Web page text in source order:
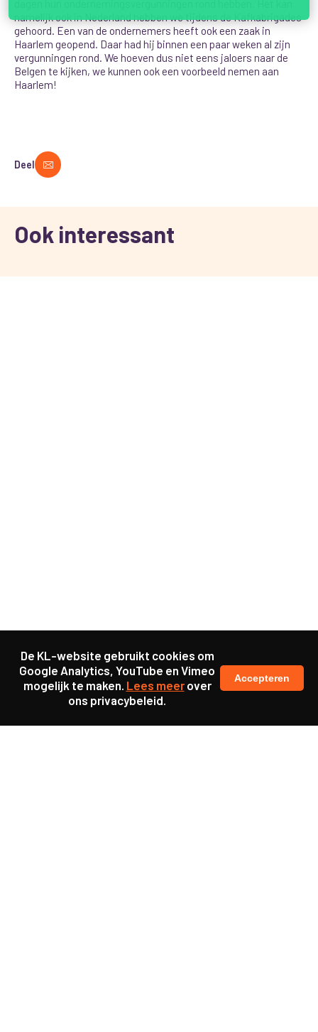
namelijk ook in Nederland hebben we tijdens de Kafkabrigades
gehoord. Een van de ondernemers heeft ook een zaak in
Haarlem geopend. Daar had hij binnen een paar weken al zijn
vergunningen rond. We hoeven dus niet eens jaloers naar de
Belgen te kijken, we kunnen ook een voorbeeld nemen aan
Haarlem!
Deel
Ook interessant
De KL-website gebruikt cookies om
Google Analytics, YouTube en Vimeo
mogelijk te maken. Lees meerover
ons privacybeleid.
Accepteren